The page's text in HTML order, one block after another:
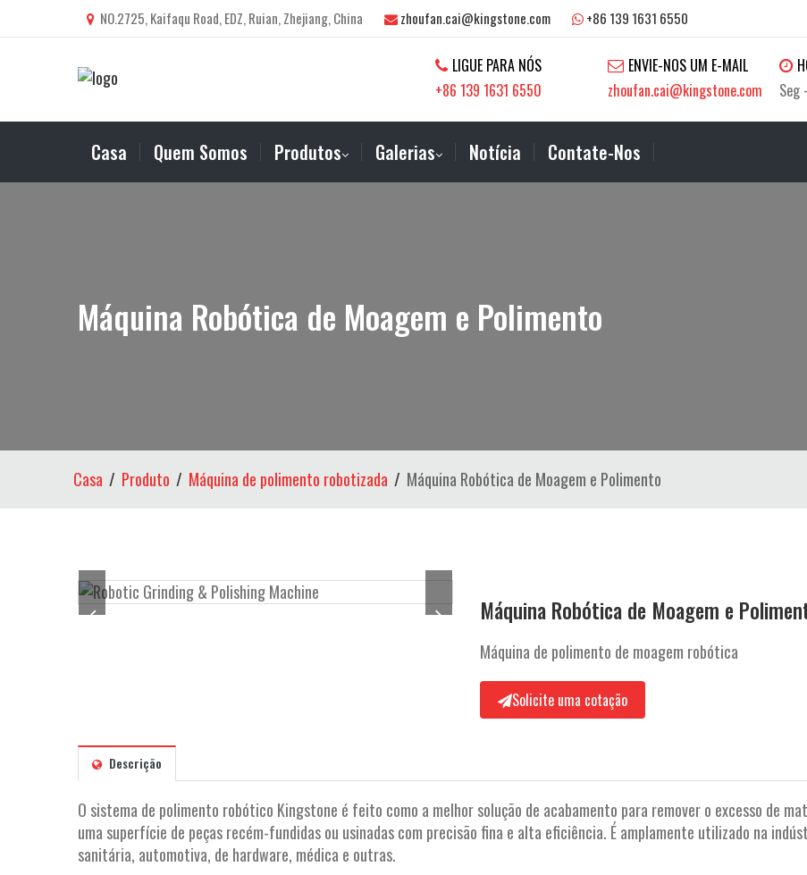
NO.2725, Kaifaqu Road, EDZ, Ruian, Zhejiang, China zhoufan.cai@kingstone.com +86 139 1631 6550
LIGUE PARA NÓS
+86 139 1631 6550
ENVIE-NOS UM E-MAIL
zhoufan.cai@kingstone.com
Seg
Casa Quem Somos Produtos Galerias Notícia Contate-Nos
Máquina Robótica de Moagem e Polimento
Casa Produto Máquina de polimento robotizada Máquina Robótica de Moagem e Polimento
Máquina Robótica de Moagem e
Máquina de polimento de moagem robótica
Solicite uma cotação
Descrição
O sistema de polimento robótico Kingstone é feito como a melhor solução de acabamento para remover o excesso de
uma superfície de peças recém-fundidas ou usinadas com precisão fina e alta eficiência. É amplamente utilizado na
sanitária, automotiva, de hardware, médica e outras.